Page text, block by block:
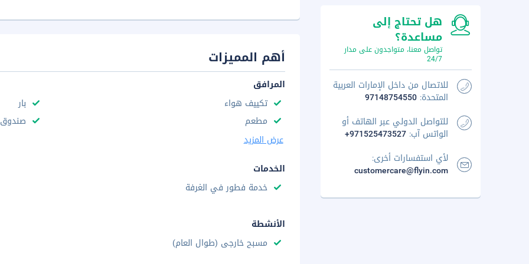
أهم المميزات
المرافق
تكييف هواء
بار
مطعم
عرض المزيد
الخدمات
خدمة فطور في الغرفة
الأنشطة
مسبح خارجى (طوال العام)
هل تحتاج إلى
مساعدة؟
تواصل معنا، متواجدون على مدار
24/7
للاتصال من داخل الإمارات العربية
المتحدة: 97148754550
للتواصل الدولي عبر الهاتف أو
الواتس آب: +971525473527
لأي استفسارات أخرى:
customercare@flyin.com